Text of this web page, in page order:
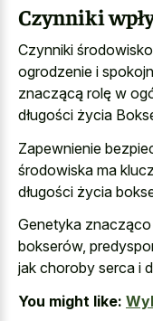
Czynniki
Czynniki
ogrodzenie i
znaczącą rolę w
długości życia
Zapewnienie
środowiska ma
długości życia
Genetyka znacząco
bokserów,
jak choroby serca i
You might like: